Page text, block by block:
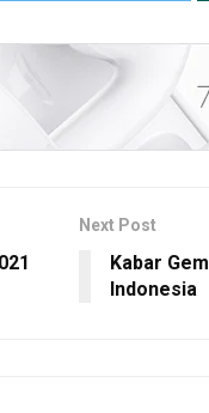
Next Post
Kabar
Indonesia